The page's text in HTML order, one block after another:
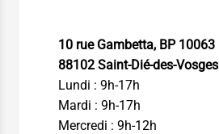
10 rue Gambetta, BP 10063
88102 Saint-Dié-des-Vosges
Lundi : 9h-17h
Mardi : 9h-17h
Mercredi : 9h-12h